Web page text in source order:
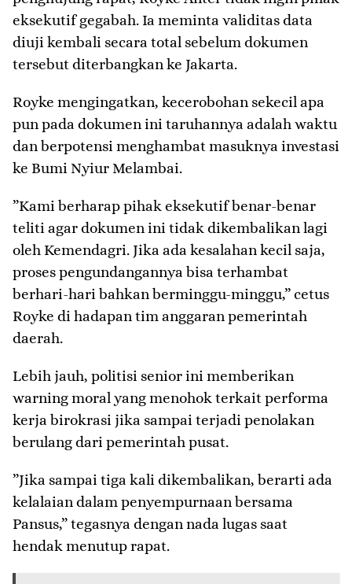
eksekutif gegabah. Ia meminta validitas data
diuji kembali secara total sebelum dokumen
tersebut diterbangkan ke Jakarta.
​Royke mengingatkan, kecerobohan sekecil apa
pun pada dokumen ini taruhannya adalah waktu
dan berpotensi menghambat masuknya investasi
ke Bumi Nyiur Melambai.
​”Kami berharap pihak eksekutif benar-benar
teliti agar dokumen ini tidak dikembalikan lagi
oleh Kemendagri. Jika ada kesalahan kecil saja,
proses pengundangannya bisa terhambat
berhari-hari bahkan berminggu-minggu,” cetus
Royke di hadapan tim anggaran pemerintah
daerah.
​Lebih jauh, politisi senior ini memberikan
warning moral yang menohok terkait performa
kerja birokrasi jika sampai terjadi penolakan
berulang dari pemerintah pusat.
​”Jika sampai tiga kali dikembalikan, berarti ada
kelalaian dalam penyempurnaan bersama
Pansus,” tegasnya dengan nada lugas saat
hendak menutup rapat.